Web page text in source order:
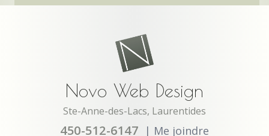
Novo Web Design
Ste-Anne-des-Lacs, Laurentides
450-512-6147 | Me joindre